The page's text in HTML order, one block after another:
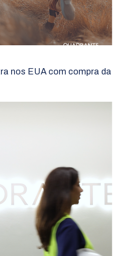
nos EUA com compra da